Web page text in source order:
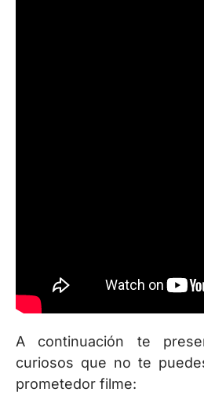
A continuación te
curiosos que no te
prometedor filme: